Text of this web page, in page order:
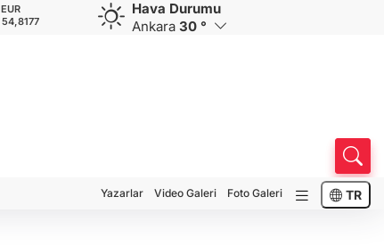
GBP
63,9477
CHF
58,5313
CAD
33,9428
Hava Durumu
Ankara 30 °
Yazarlar Video Galeri Foto Galeri TR